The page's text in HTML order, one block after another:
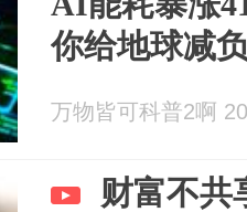
你给地球减
万物皆可科普2啊
财富不共